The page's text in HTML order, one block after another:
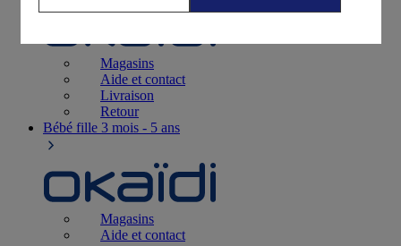
Magasins
Aide et contact
Livraison
Retour
Bébé fille 3 mois - 5 ans
Magasins
Aide et contact